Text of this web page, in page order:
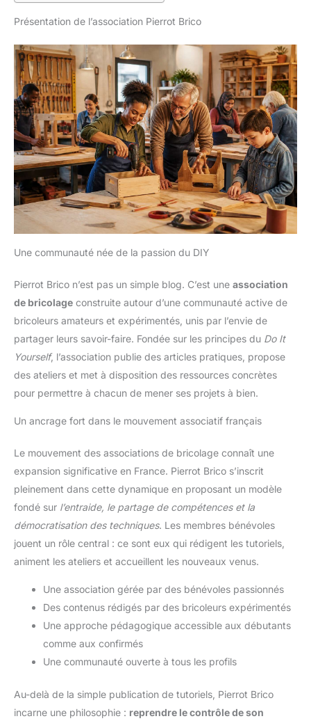
Présentation de l’association Pierrot Brico
Une communauté née de la passion du DIY
Pierrot Brico n’est pas un simple blog. C’est une association
de bricolage construite autour d’une communauté active de
bricoleurs amateurs et expérimentés, unis par l’envie de
partager leurs savoir-faire. Fondée sur les principes du Do It
Yourself, l’association publie des articles pratiques, propose
des ateliers et met à disposition des ressources concrètes
pour permettre à chacun de mener ses projets à bien.
Un ancrage fort dans le mouvement associatif français
Le mouvement des associations de bricolage connaît une
expansion significative en France. Pierrot Brico s’inscrit
pleinement dans cette dynamique en proposant un modèle
fondé sur l’entraide, le partage de compétences et la
démocratisation des techniques. Les membres bénévoles
jouent un rôle central : ce sont eux qui rédigent les tutoriels,
animent les ateliers et accueillent les nouveaux venus.
Une association gérée par des bénévoles passionnés
Des contenus rédigés par des bricoleurs expérimentés
Une approche pédagogique accessible aux débutants
comme aux confirmés
Une communauté ouverte à tous les profils
Au-delà de la simple publication de tutoriels, Pierrot Brico
incarne une philosophie : reprendre le contrôle de son